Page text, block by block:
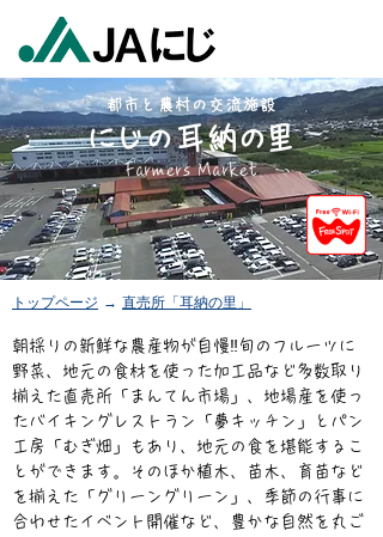
都市と農村の交流施設
にじの耳納の里
Farmers Market
トップページ → 直売所「耳納の里」
朝採りの新鮮な農産物が自慢‼旬のフルーツに
野菜、地元の食材を使った加工品など多数取り
揃えた直売所「まんてん市場」、地場産を使っ
たバイキングレストラン「夢キッチン」とパン
工房「むぎ畑」もあり、地元の食を堪能するこ
とができます。そのほか植木、苗木、育苗など
を揃えた「グリーングリーン」、季節の行事に
合わせたイベント開催など、豊かな自然を丸ご